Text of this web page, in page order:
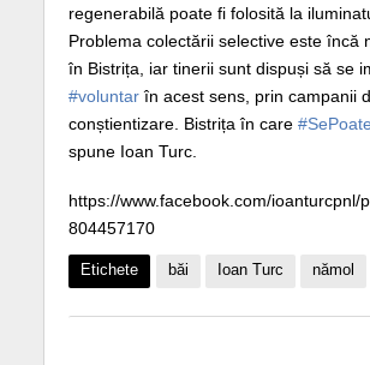
regenerabilă poate fi folosită la
Problema colectării selective este încă
în Bistrița, iar tinerii sunt dispuși să se
#voluntarîn acest sens, prin campanii
conștientizare. Bistrița în care #SePoate
spune Ioan Turc.
https://www.facebook.com/ioanturcpnl/
804457170
Etichete băi Ioan Turc nămol